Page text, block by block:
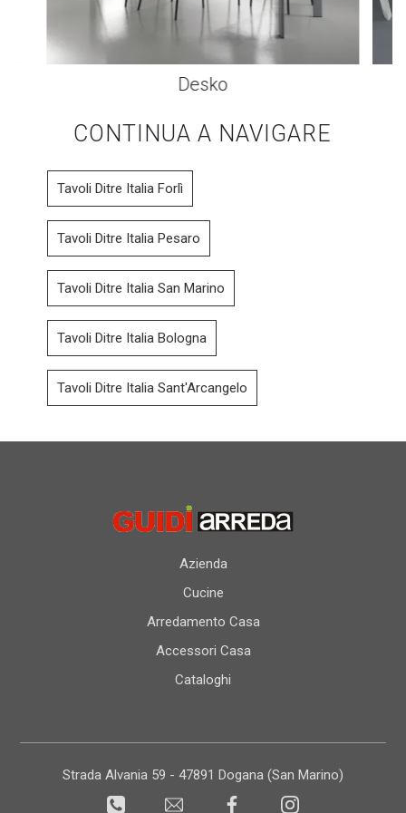
Desko
CONTINUA A NAVIGARE
Tavoli Ditre Italia Forlì
Tavoli Ditre Italia Pesaro
Tavoli Ditre Italia San Marino
Tavoli Ditre Italia Bologna
Tavoli Ditre Italia Sant'Arcangelo
Azienda
Cucine
Arredamento Casa
Accessori Casa
Cataloghi
Strada Alvania 59 - 47891 Dogana (San Marino)